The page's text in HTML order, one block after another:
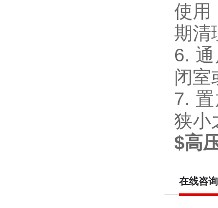
使用
期清
6.
闭室
7.
狭小
$高
在线咨询